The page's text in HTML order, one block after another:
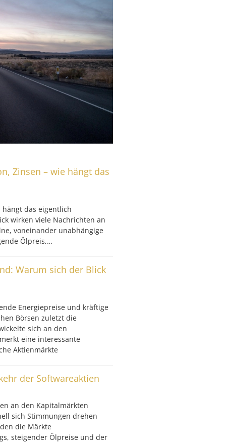
Zinsen – wie hängt das
hängt das eigentlich
wirken viele Nachrichten an
voneinander unabhängige
Ölpreis,…
Warum sich der Blick
Energiepreise und kräftige
Börsen zuletzt die
sich an den
eine interessante
Aktienmärkte
der Softwareaktien
an den Kapitalmärkten
sich Stimmungen drehen
die Märkte
steigender Ölpreise und der